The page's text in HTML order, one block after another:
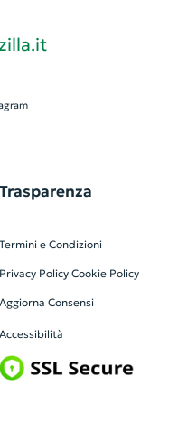
Trasparenza
Termini e Condizioni
Privacy Policy Cookie Policy
Aggiorna Consensi
Accessibilità